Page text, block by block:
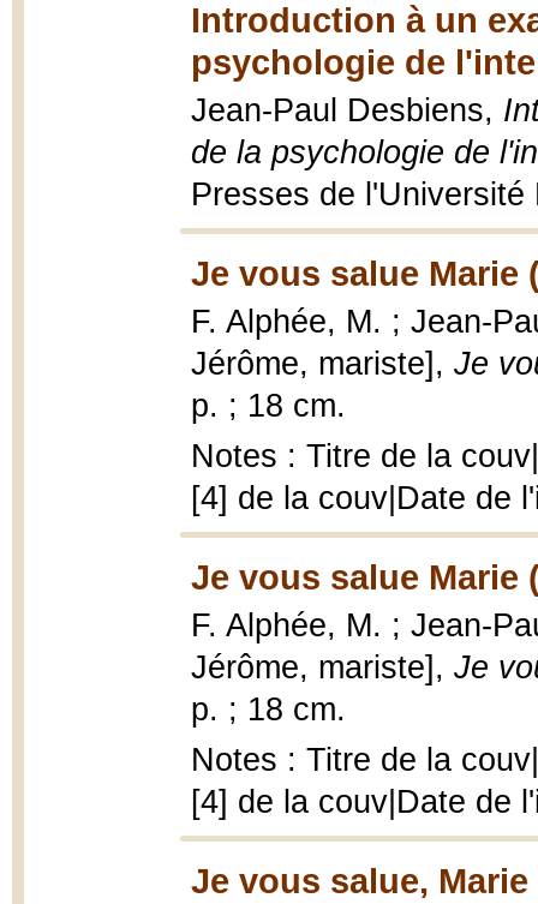
Introduction à un
psychologie de
Jean-Paul Desbiens,
de la psychologie de
Presses de
Je vous salue Marie
F. Alphée, M. ; Jean-
Jérôme, mariste], Je
p. ; 18 cm.
Notes : Titre de la
[4] de la couv|Date de
Je vous salue Marie
F. Alphée, M. ; Jean-
Jérôme, mariste], Je
p. ; 18 cm.
Notes : Titre de la
[4] de la couv|Date de
Je vous salue, Marie